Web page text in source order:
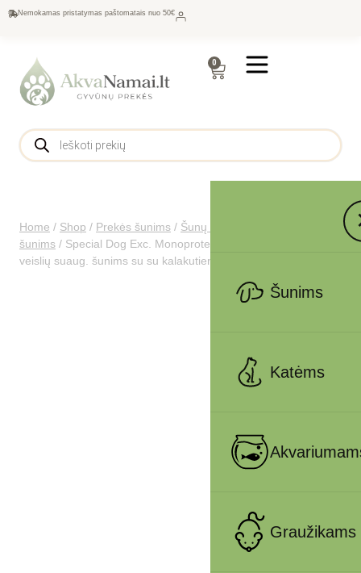
Nemokamas pristatymas paštomatais nuo 50€
0
Šunims
Katėms
Graužikams
Home / Shop / Prekės šunims / Šunų maistas
šunims / Special Dog Exc. Monoprotein sausas pašaras mažų
veislių suaug. šunims su su kalakutiena 1.5kg